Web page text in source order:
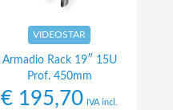
VIDEOSTAR
Armadio Rack 19″ 15U
Prof. 450mm
€ 195,70 IVA incl.